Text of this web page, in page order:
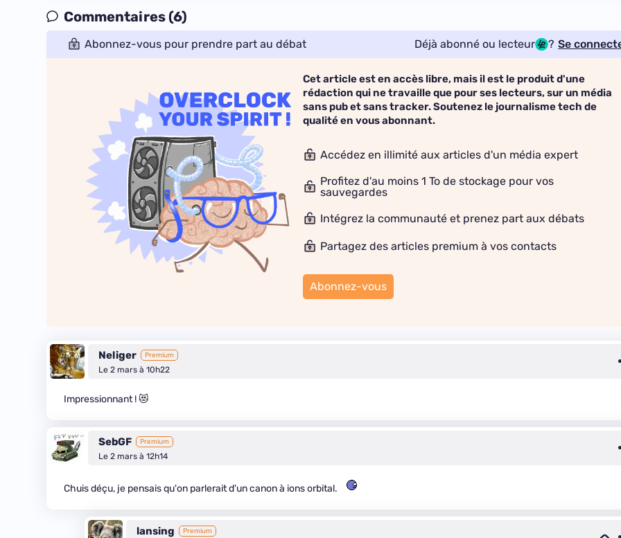
Commentaires (6)
Abonnez-vous pour prendre part au débat Déjà abonné ou lecteur ? Se
Cet article est en accès libre, mais il est le produit d'une
rédaction qui ne travaille que pour ses lecteurs, sur un média
sans pub et sans tracker. Soutenez le journalisme tech de
qualité en vous abonnant.
Accédez en illimité aux articles d'un média expert
Profitez d'au moins 1 To de stockage pour vos
sauvegardes
Intégrez la communauté et prenez part aux débats
Partagez des articles premium à vos contacts
Abonnez-vous
Neliger Premium
Le 2 mars à 10h22
Impressionnant ! 😻
SebGF Premium
Le 2 mars à 12h14
Chuis déçu, je pensais qu'on parlerait d'un canon à ions orbital.
lansing Premium